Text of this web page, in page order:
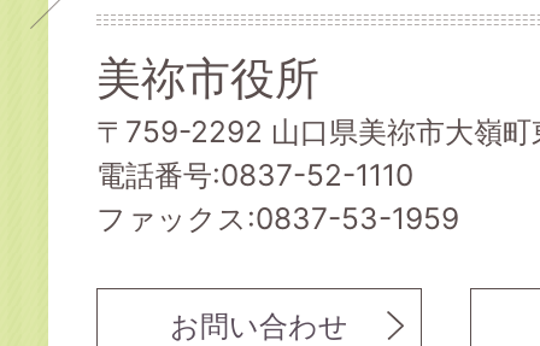
美祢市役所
〒759-2292 山口県美祢市大嶺
電話番号:0837-52-1110
ファックス:0837-53-1959
お問い合わせ